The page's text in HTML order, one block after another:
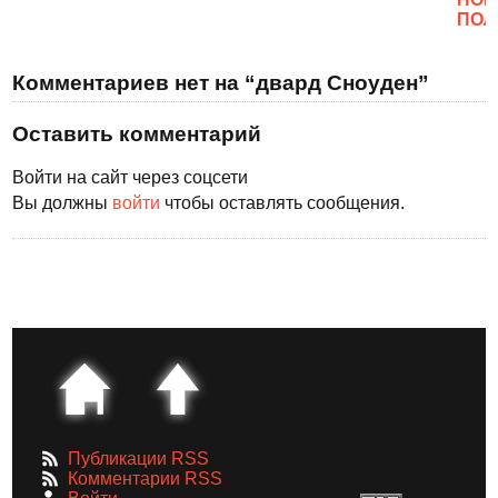
Комментариев нет на “двард Сноуден”
Оставить комментарий
Войти на сайт через соцсети
Вы должны войти чтобы оставлять сообщения.
Публикации RSS
Комментарии RSS